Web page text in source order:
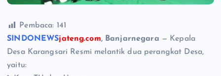
Pembaca: 141
SINDONEWSjateng.com, Banjarnegara — Kepala
Desa Karangsari Resmi melantik dua perangkat Desa,
yaitu: